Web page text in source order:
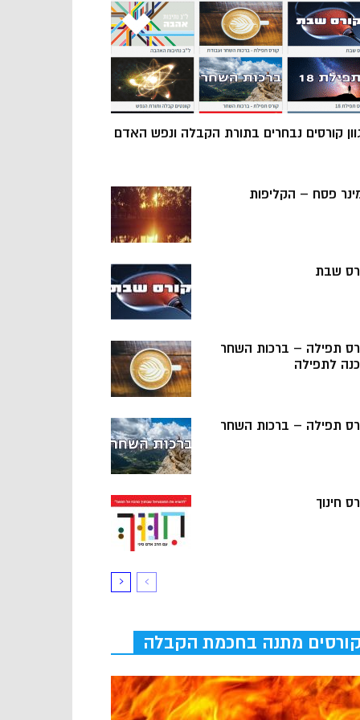
קורסים נבחרים בתורת הקבלה ונפש האדם
פסח – הקליפות
שבת
תפילה – ברכות השחר
לתפילה
תפילה – ברכות השחר
חינוך
קורסים מתנה בחכמת הקבלה